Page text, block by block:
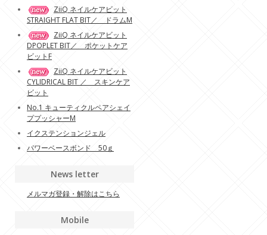
ZiiQ ネイルケアビット
STRAIGHT FLAT BIT／ ドラムM
ZiiQ ネイルケアビット
DPOPLET BIT／ ポケットケア
ビットF
ZiiQ ネイルケアビット
CYLIDRICAL BIT ／ スキンケア
ビット
No.1 キューティクルペアシェイ
ププッシャーM
イクステンションジェル
パワーベースボンド 50ｇ
News letter
メルマガ登録・解除はこちら
Mobile